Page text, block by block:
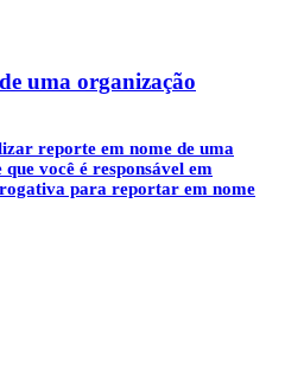
uma organização
reporte em nome de uma
você é responsável em
para reportar em nome